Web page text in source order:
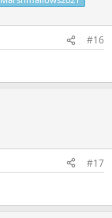
#16
#17